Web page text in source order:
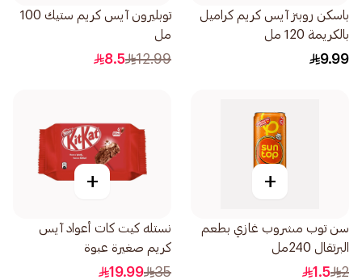
باسكن روبنز آيس كريم كراميل
بالكريمة 120 مل
9.99
توبليرون آيس كريم ستيك 100
مل
12.99
8.5
+
سن توب مشروب غازي بطعم
البرتقال 240مل
2
1.5
+
نستله كيت كات أعواد آيس
كريم صغيرة عبوة
متعددة6قطع 6 مل
35
19.99